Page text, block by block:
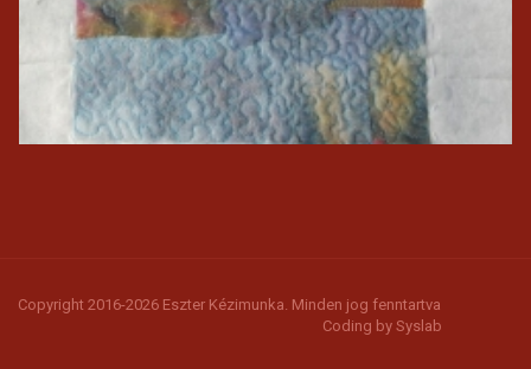
Copyright 2016-2026 Eszter Kézimunka. Minden jog fenntartva
Coding by Syslab